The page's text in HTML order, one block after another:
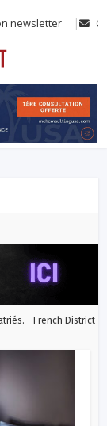
newsletter
- French District